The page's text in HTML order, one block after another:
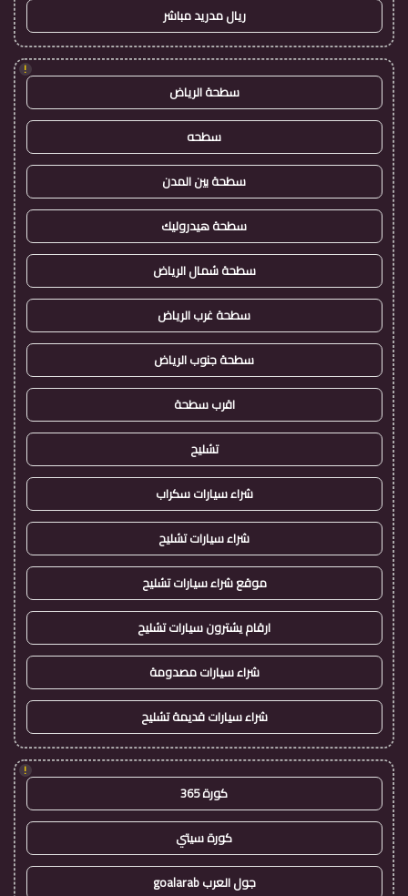
ريال مدريد مباشر
!
سطحة الرياض
سطحه
سطحة بين المدن
سطحة هيدروليك
سطحة شمال الرياض
سطحة غرب الرياض
سطحة جنوب الرياض
اقرب سطحة
تشليح
شراء سيارات سكراب
شراء سيارات تشليح
موقع شراء سيارات تشليح
ارقام يشترون سيارات تشليح
شراء سيارات مصدومة
شراء سيارات قديمة تشليح
!
كورة 365
كورة سيتي
جول العرب goalarab